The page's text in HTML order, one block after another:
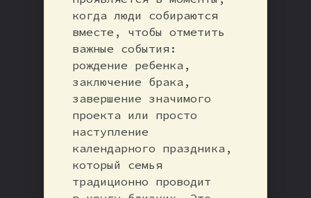
когда люди собираются
вместе, чтобы отметить
важные события:
рождение ребенка,
заключение брака,
завершение значимого
проекта или просто
наступление
календарного праздника,
который семья
традиционно проводит